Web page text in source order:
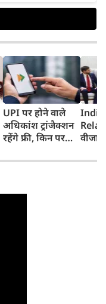
UPI पर होने वाले
अधिकांश ट्रांजैक्शन
रहेंगे फ्री, किन पर
ने दिया बड़ा अपडेट
वीजा